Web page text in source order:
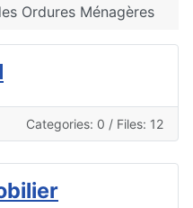
Ordures Ménagères
Categories: 0 / Files: 12